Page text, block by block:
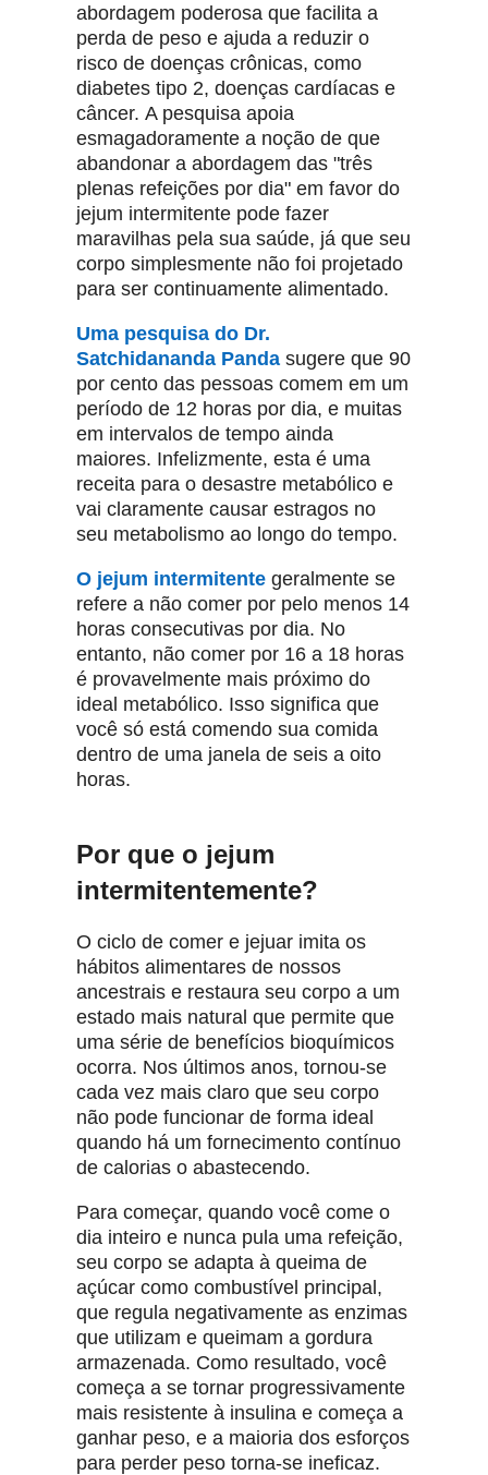
abordagem poderosa que facilita a
perda de peso e ajuda a reduzir o
risco de doenças crônicas, como
diabetes tipo 2, doenças cardíacas e
câncer. A pesquisa apoia
esmagadoramente a noção de que
abandonar a abordagem das "três
plenas refeições por dia" em favor do
jejum intermitente pode fazer
maravilhas pela sua saúde, já que seu
corpo simplesmente não foi projetado
para ser continuamente alimentado.
Uma pesquisa do Dr.
Satchidananda Panda sugere que 90
por cento das pessoas comem em um
período de 12 horas por dia, e muitas
em intervalos de tempo ainda
maiores. Infelizmente, esta é uma
receita para o desastre metabólico e
vai claramente causar estragos no
seu metabolismo ao longo do tempo.
O jejum intermitente geralmente se
refere a não comer por pelo menos 14
horas consecutivas por dia. No
entanto, não comer por 16 a 18 horas
é provavelmente mais próximo do
ideal metabólico. Isso significa que
você só está comendo sua comida
dentro de uma janela de seis a oito
horas.
Por que o jejum
intermitentemente?
O ciclo de comer e jejuar imita os
hábitos alimentares de nossos
ancestrais e restaura seu corpo a um
estado mais natural que permite que
uma série de benefícios bioquímicos
ocorra. Nos últimos anos, tornou-se
cada vez mais claro que seu corpo
não pode funcionar de forma ideal
quando há um fornecimento contínuo
de calorias o abastecendo.
Para começar, quando você come o
dia inteiro e nunca pula uma refeição,
seu corpo se adapta à queima de
açúcar como combustível principal,
que regula negativamente as enzimas
que utilizam e queimam a gordura
armazenada. Como resultado, você
começa a se tornar progressivamente
mais resistente à insulina e começa a
ganhar peso, e a maioria dos esforços
para perder peso torna-se ineficaz.